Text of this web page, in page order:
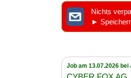
Nichts
►
Job am 13.07.2026 bei